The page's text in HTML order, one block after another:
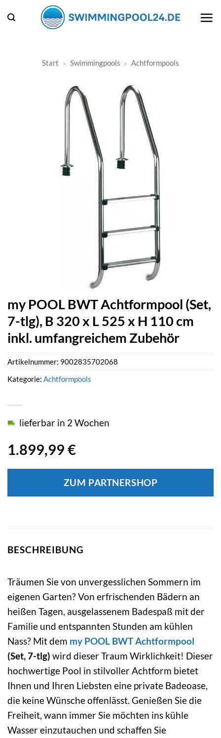
Inhalt
Start » Swimmingpools » Achtformpools
my POOL BWT Achtformpool (Set,
7-tlg), B 320 x L 525 x H 110 cm
inkl. umfangreichem Zubehör
1.899,99 €
lieferbar in 2 Wochen
ZUM PARTNERSHOP
Artikelnummer: 9002835702068
Kategorie: Achtformpools
BESCHREIBUNG
Träumen Sie von unvergesslichen Sommern im
eigenen Garten? Von erfrischenden Bädern an
heißen Tagen, ausgelassenem Badespaß mit der
Familie und entspannten Stunden am kühlen
Nass? Mit dem my POOL BWT Achtformpool
(Set, 7-tlg) wird dieser Traum Wirklichkeit! Dieser
hochwertige Pool in stilvoller Achtform bietet
Ihnen und Ihren Liebsten eine private Badeoase,
die keine Wünsche offenlässt. Genießen Sie die
Freiheit, wann immer Sie möchten ins kühle
Wasser einzutauchen und schaffen Sie